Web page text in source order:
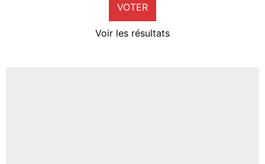
VOTER
Voir les résultats